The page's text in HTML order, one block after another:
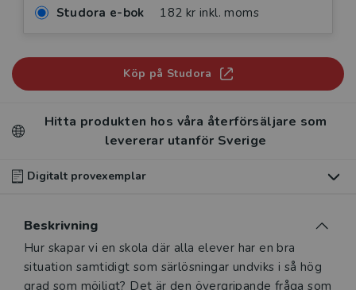
Studora e-bok 182 kr inkl. moms
Köp på Studora
Hitta produkten hos våra återförsäljare som
levererar utanför Sverige
Digitalt provexemplar
digitalt provexemplar av den här produkten
Våra digitala provexemplar tillhandahålls via Studora.se
och ger dig tillgång till boken under 180 dagar. Observera
Beskrivning
Beskrivning
Hur skapar vi en skola där alla elever har en bra
situation samtidigt som särlösningar undviks i så hög
grad som möjligt? Det är den övergripande fråga som